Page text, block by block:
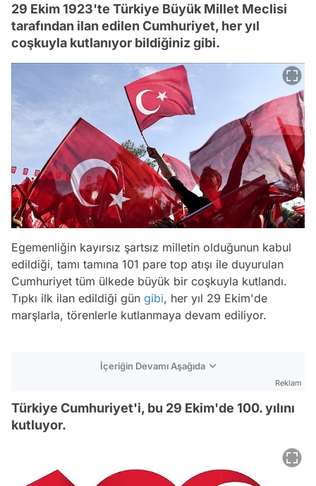
29 Ekim 1923'te Türkiye Büyük Millet Meclisi
tarafından ilan edilen Cumhuriyet, her yıl
coşkuyla kutlanıyor bildiğiniz gibi.
Egemenliğin kayırsız şartsız milletin olduğunun kabul
edildiği, tamı tamına 101 pare top atışı ile duyurulan
Cumhuriyet tüm ülkede büyük bir coşkuyla kutlandı.
Tıpkı ilk ilan edildiği gün gibi, her yıl 29 Ekim'de
marşlarla, törenlerle kutlanmaya devam ediliyor.
İçeriğin Devamı Aşağıda
Reklam
Türkiye Cumhuriyet'i, bu 29 Ekim'de 100. yılını
kutluyor.